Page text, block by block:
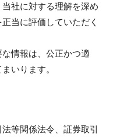
Language JP/EN
社に対する理解を深め
当に評価していただく
情報は、公正かつ適
いります。
等関係法令、証券取引